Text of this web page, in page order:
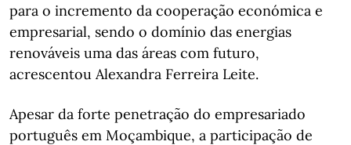
para o incremento da cooperação económica e
empresarial, sendo o domínio das energias
renováveis uma das áreas com futuro,
acrescentou Alexandra Ferreira Leite.
Apesar da forte penetração do empresariado
português em Moçambique, a participação de